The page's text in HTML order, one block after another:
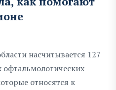
насчитывается 127
относятся к